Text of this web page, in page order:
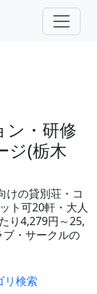
ン・研修
ジ(栃木
けの貸別荘・コ
ト可20軒・大人
り4,279円～25,
・サークルの
リ検索